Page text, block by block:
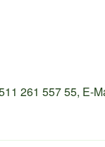
261 557 55‬, E-